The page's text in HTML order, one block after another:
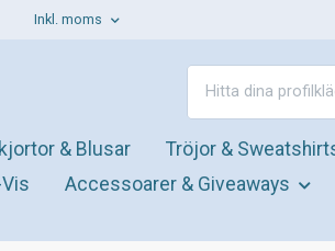
Inkl. moms
& Blusar Tröjor &
Accessoarer & Giveaways